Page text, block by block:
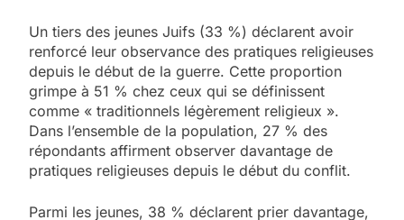
Un tiers des jeunes Juifs (33 %) déclarent avoir
renforcé leur observance des pratiques religieuses
depuis le début de la guerre. Cette proportion
grimpe à 51 % chez ceux qui se définissent
comme « traditionnels légèrement religieux ».
Dans l’ensemble de la population, 27 % des
répondants affirment observer davantage de
pratiques religieuses depuis le début du conflit.
Parmi les jeunes, 38 % déclarent prier davantage,